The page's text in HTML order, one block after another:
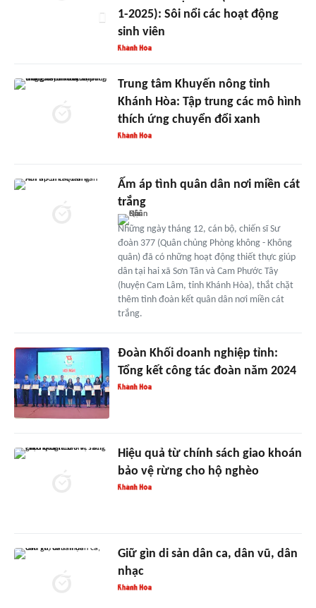
1-2025): Sôi nổi các hoạt động
sinh viên
Trung tâm Khuyến nông tỉnh
Khánh Hòa: Tập trung các mô hình
thích ứng chuyển đổi xanh
Ấm áp tình quân dân nơi miền cát
trắng
Những ngày tháng 12, cán bộ, chiến sĩ Sư
đoàn 377 (Quân chủng Phòng không - Không
quân) đã có những hoạt động thiết thực giúp
dân tại hai xã Sơn Tân và Cam Phước Tây
(huyện Cam Lâm, tỉnh Khánh Hòa), thắt chặt
thêm tình đoàn kết quân dân nơi miền cát
trắng.
Đoàn Khối doanh nghiệp tỉnh:
Tổng kết công tác đoàn năm 2024
Hiệu quả từ chính sách giao khoán
bảo vệ rừng cho hộ nghèo
Giữ gìn di sản dân ca, dân vũ, dân
nhạc